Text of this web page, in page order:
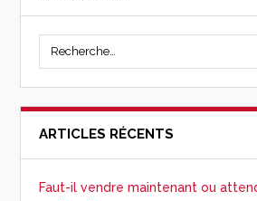
ARTICLES RÉCENTS
Faut-il vendre maintenant ou